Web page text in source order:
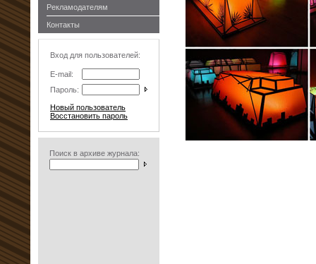
Рекламодателям
Контакты
Вход для пользователей:
E-mail:
Пароль:
Новый пользователь
Восстановить пароль
Поиск в архиве журнала: